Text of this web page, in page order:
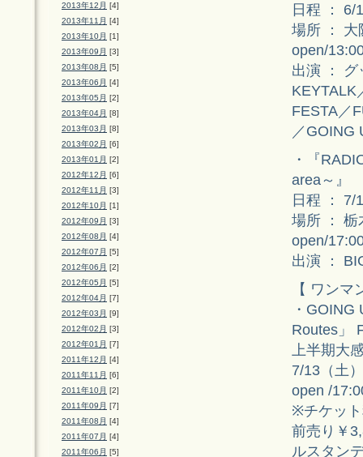
2013年12月 [4]
2013年11月 [4]
2013年10月 [1]
2013年09月 [3]
2013年08月 [5]
2013年06月 [4]
2013年05月 [2]
2013年04月 [8]
2013年03月 [8]
2013年02月 [6]
2013年01月 [2]
2012年12月 [6]
2012年11月 [3]
2012年10月 [1]
2012年09月 [3]
2012年08月 [4]
2012年07月 [5]
2012年06月 [2]
2012年05月 [5]
2012年04月 [7]
2012年03月 [9]
2012年02月 [3]
2012年01月 [7]
2011年12月 [4]
2011年11月 [6]
2011年10月 [2]
2011年09月 [7]
2011年08月 [4]
2011年07月 [4]
2011年06月 [5]
日程 ： 6/
場所 ： 大
open/
出演 ：
KEYTALK
FESTA／
／GOING
・『
area～』
日程 ： 7/
場所 ： 栃
open/
出演 ：
【 ワンマ
・
Routes」
上半期大
7/13（土
open /
※チケッ
前売り￥
ルスタン